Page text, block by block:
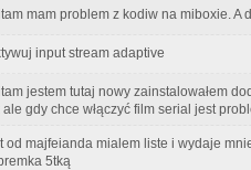
mam problem z kodiw na miboxie. A
input stream adaptive
jestem tutaj nowy zainstalowałem
ale gdy chce włączyć film serial jest
od majfeianda mialem liste i wydaje
5tką